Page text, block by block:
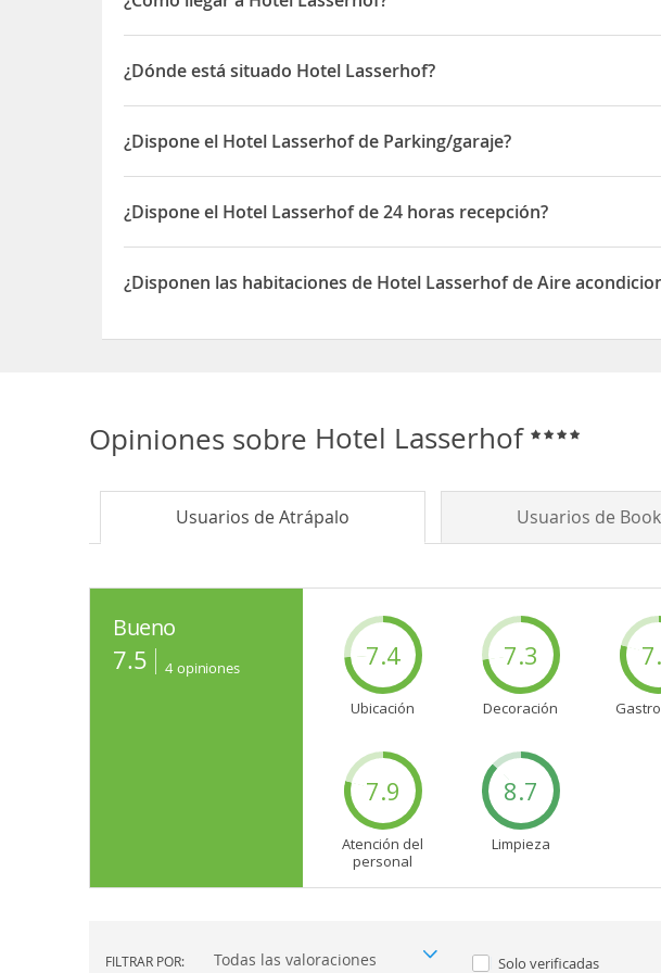
Este hotel urbano se encuentra a poca distancia de todos los lugares
de Mirabell y sus jardines, teatros, iglesias y museos, congreso casa, de
perdidas antiguo, con sus famosos edificios y monumentos históricos.
¿Dónde está situado Hotel Lasserhof?
El Hotel Lasserhof está situado en Lasserstrasse, 47
¿Dispone el Hotel Lasserhof de Parking/garaje?
Sí, el Hotel Lasserhof dispone de Parking/garaje
¿Dispone el Hotel Lasserhof de 24 horas recepción?
Sí, el Hotel Lasserhof dispone de 24 horas recepción
¿Disponen las habitaciones de Hotel Lasserhof de Aire
Opiniones sobre Hotel Lasserhof
Usuarios deAtrápalo Usuarios de
Bueno
7.5 4 opiniones 7.4
Ubicación
7.3
Decoración
7.9
Atención del
personal
8.7
Limpieza
FILTRAR POR: Filtrar por: Solo verificadas